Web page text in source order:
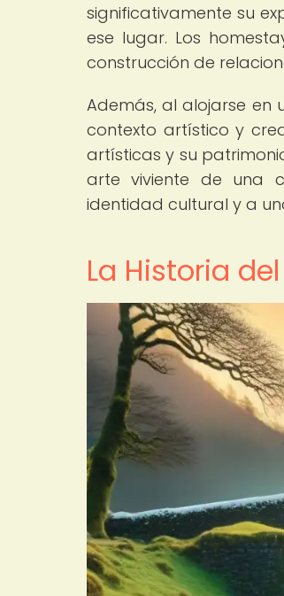
significativamente su
ese lugar. Los
construcción de
Además, al alojarse en
contexto artístico y
artísticas y su
arte viviente de una
identidad cultural y a
La Historia